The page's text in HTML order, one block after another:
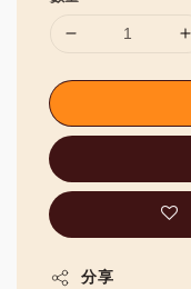
分享